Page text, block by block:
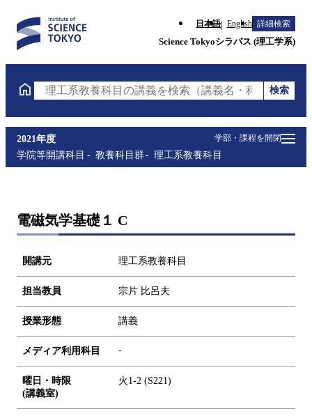
日本語 English 詳細検索
Science Tokyoシラバス (理工学系)
理工系教養科目の講義を検索（講義名・科目コード・
検索
学部・課程を開閉
2021年度
学院等開講科目
教養科目群 理工系教養科目
電磁気学基礎１ C
開講元 理工系教養科目
担当教員 宗片 比呂夫
授業形態 講義
メディア利用科目 -
曜日・時限
(講義室)
火1-2 (S221)